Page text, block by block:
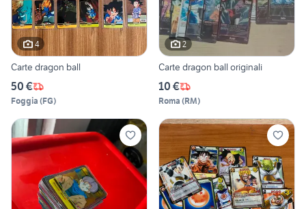
4
Carte dragon ball
50 €
Foggia (FG)
2
Carte dragon ball originali
10 €
Roma (RM)